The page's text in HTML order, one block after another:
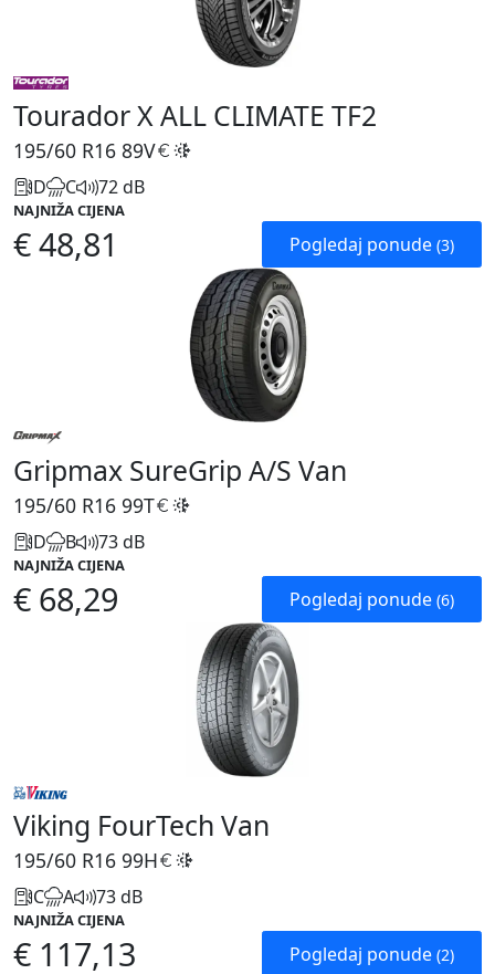
Tourador X ALL CLIMATE TF2
195/60 R16 89V
D C 72 dB
NAJNIŽA CIJENA
€ 48,81 Pogledaj ponude (3)
Gripmax SureGrip A/S Van
195/60 R16 99T
D B 73 dB
NAJNIŽA CIJENA
€ 68,29 Pogledaj ponude (6)
Viking FourTech Van
195/60 R16 99H
C A 73 dB
NAJNIŽA CIJENA
€ 117,13 Pogledaj ponude (2)